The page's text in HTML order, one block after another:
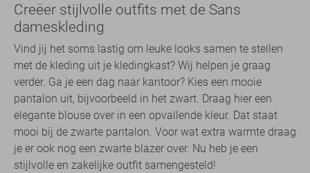
Creëer stijlvolle outfits met de Sans
dameskleding
Vind jij het soms lastig om leuke looks samen te stellen
met de kleding uit je kledingkast? Wij helpen je graag
verder. Ga je een dag naar kantoor? Kies een mooie
pantalon uit, bijvoorbeeld in het zwart. Draag hier een
elegante blouse over in een opvallende kleur. Dat staat
mooi bij de zwarte pantalon. Voor wat extra warmte draag
je er ook nog een zwarte blazer over. Nu heb je een
stijlvolle en zakelijke outfit samengesteld!